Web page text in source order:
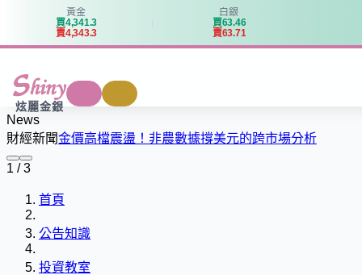
黃金
買4,341.3
賣4,343.3
白銀
買63.46
賣63.71
炫麗金銀
News
財經新聞金價高檔震盪！非農數據撐美元的跨市場分析
1 / 3
首頁
公告知識
投資教室